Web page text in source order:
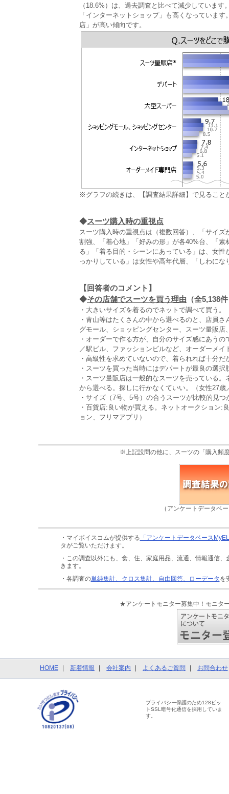
（18.6%）は、過去調査と比べて減少していま
「インターネットショップ」も高くなっていま
店」が高い傾向です。
※グラフの続きは、【調査結果詳細】で見ること
◆スーツ購入時の重視点
スーツ購入時の重視点は（複数回答）、「サイ
割強、「着心地」「好みの形」が各40%台、「
る」「着る目的・シーンにあっている」は、女
っかりしている」は女性や高年代層、「しわに
【回答者のコメント】
◆その店舗でスーツを買う理由 （全5,138
・大きいサイズを着るのでネットで調べて買う
・青山等はたくさんの中から選べるのと、店員
グモール、ショッピングセンター、スーツ量販店
・オーダーで作る方が、自分のサイズ感にあう
／駅ビル、ファッションビルなど、オーダーメイ
・高級性を求めていないので、着られれば十分
・スーツを買った当時にはデパートが最良の選
・スーツ量販店は一般的なスーツを売っている
から選べる。探しに行かなくていい。（女性27
・サイズ（7号、5号）の合うスーツが比較的見
・百貨店:良い物が買える。ネットオークション:
ョン、フリマアプリ）
※上記設問の他に、スーツの「購入頻
（アンケートデータベ
・マイボイスコムが提供する 「アンケートデータベース
タがご覧いただけます。
・この調査以外にも、食、住、家庭用品、流通、情報通信、
きます。
・各調査の単純集計、クロス集計、自由回答、ローデータ を
★アンケートモニター募集中！モニタ
HOME 新着情報 会社案内 よくあるご質問 お問合わせ
プライバシー保護のため128ビッ
トSSL暗号化通信を採用していま
す。